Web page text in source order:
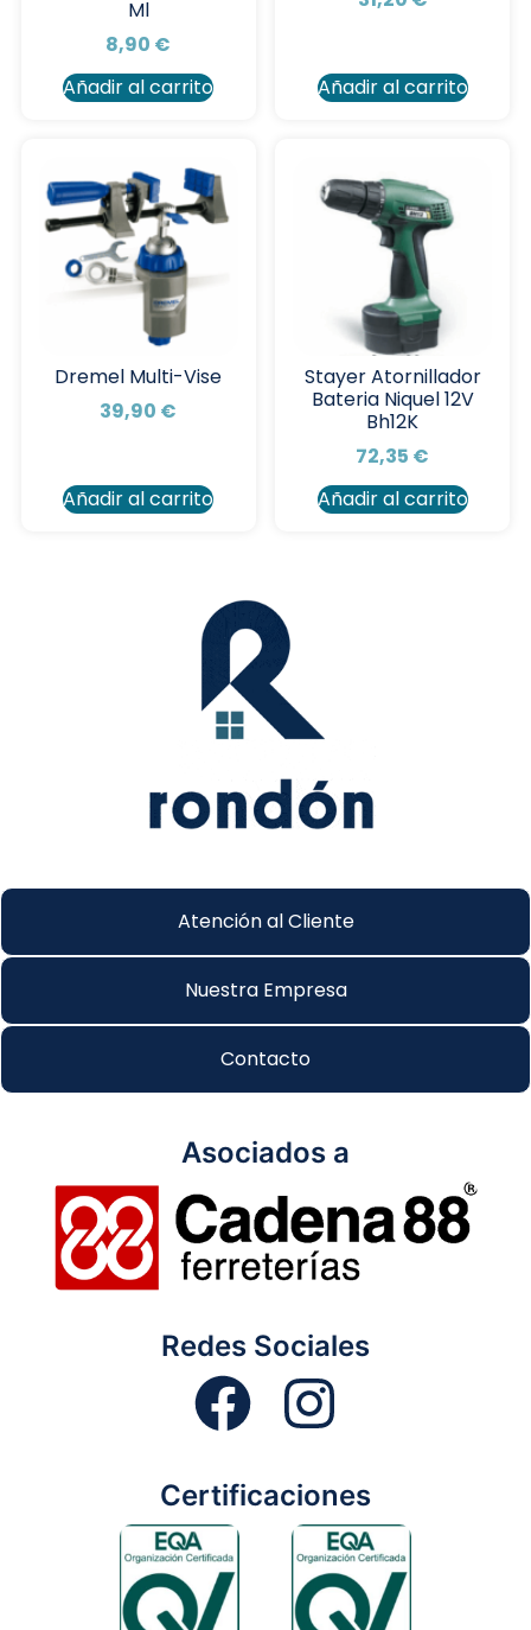
Ml
8,90 €
Añadir al carrito
Añadir al carrito
Dremel Multi-Vise
39,90 €
Añadir al carrito
Stayer Atornillador
Bateria Niquel 12V
Bh12K
72,35 €
Añadir al carrito
Atención al Cliente
Nuestra Empresa
Contacto
Asociados a
Redes Sociales
Certificaciones